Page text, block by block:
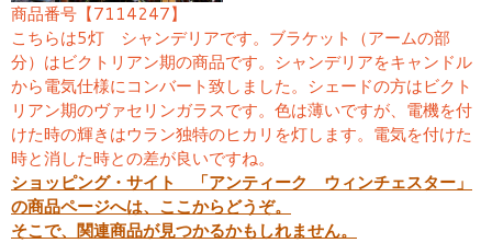
商品番号【7114247】
こちらは5灯 シャンデリアです。ブラケット（アームの部
分）はビクトリアン期の商品です。シャンデリアをキャンドル
から電気仕様にコンバート致しました。シェードの方はビクト
リアン期のヴァセリンガラスです。色は薄いですが、電機を付
けた時の輝きはウラン独特のヒカリを灯します。電気を付けた
時と消した時との差が良いですね。
ショッピング・サイト 「アンティーク ウィンチェスター」
の商品ページへは、ここからどうぞ。
そこで、関連商品が見つかるかもしれません。